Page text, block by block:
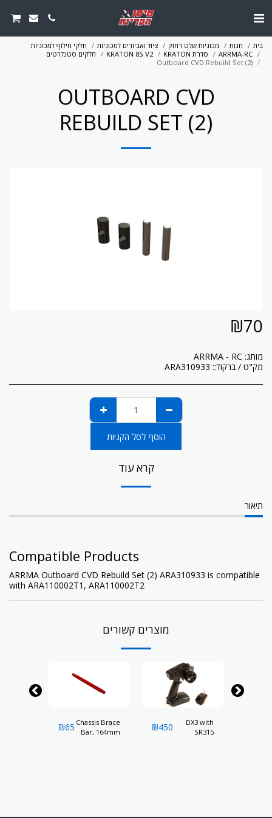
בית חנות מכוניות שלט רחוק ציוד ואביזרים למכוניות
חלקי חילוף למכוניות
ARRMA-RC
סדרת KRATON KRATON 8S V2
חלקים סטנדרטים
Outboard CVD Rebuild Set (2)
OUTBOARD CVD
REBUILD SET (2)
₪70
מותג: ARRMA - RC
מק"ט / ברקוד:: ARA310933
הוסף לסל הקניות
קרא עוד
תיאור
Compatible Products
ARRMA Outboard CVD Rebuild Set (2) ARA310933 is compatible
with ARA110002T1 , ARA110002T2
מוצרים קשורים
DX3 with
SR315
₪450
Chassis Brace
Bar, 164mm
₪65